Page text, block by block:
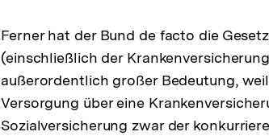
Ferner hat der Bund de facto die
(einschließlich der
außerordentlich großer Bedeutung,
Versorgung über eine
Sozialversicherung zwar der